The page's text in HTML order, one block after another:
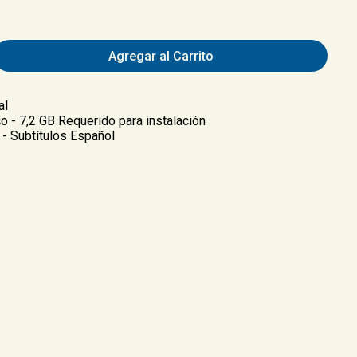
Agregar al Carrito
- 7,2 GB Requerido para instalación
Subtítulos Español